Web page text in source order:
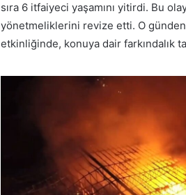
sıra 6 itfaiyeci yaşamını yitirdi. Bu
yönetmeliklerini revize etti. O günden
etkinliğinde, konuya dair farkındalık